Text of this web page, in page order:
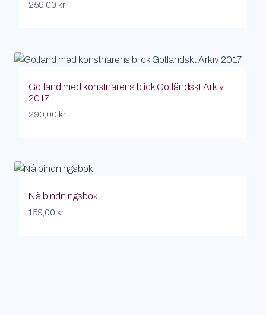
259,00 kr
Gotland med konstnärens blick Gotländskt Arkiv
2017
290,00 kr
Nålbindningsbok
159,00 kr